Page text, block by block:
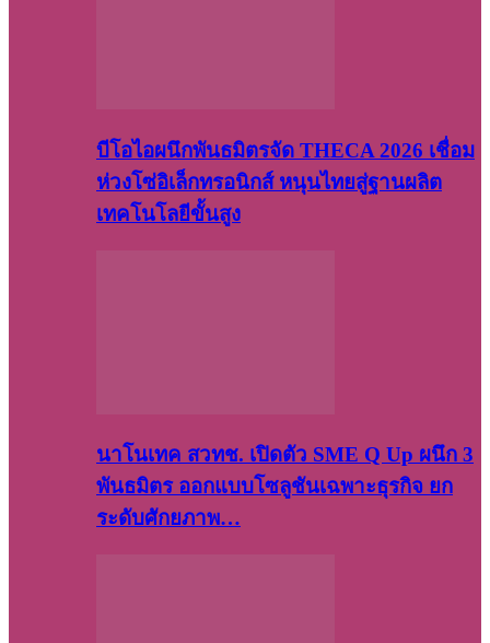
บีโอไอผนึกพันธมิตรจัด THECA 2026 เชื่อม
ห่วงโซ่อิเล็กทรอนิกส์ หนุนไทยสู่ฐานผลิต
เทคโนโลยีขั้นสูง
นาโนเทค สวทช. เปิดตัว SME Q Up ผนึก 3
พันธมิตร ออกแบบโซลูชันเฉพาะธุรกิจ ยก
ระดับศักยภาพ…